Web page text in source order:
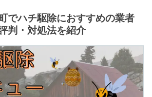
でハチ駆除におすすめの業者
判・対処法を紹介